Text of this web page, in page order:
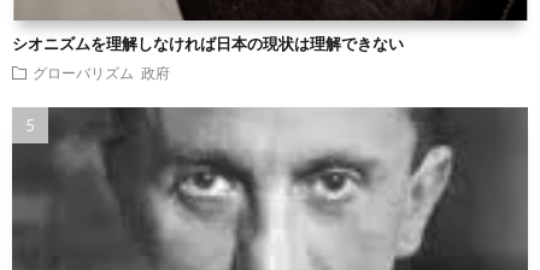
シオニズムを理解しなければ日本の現状は理解できない
グローバリズム 政府